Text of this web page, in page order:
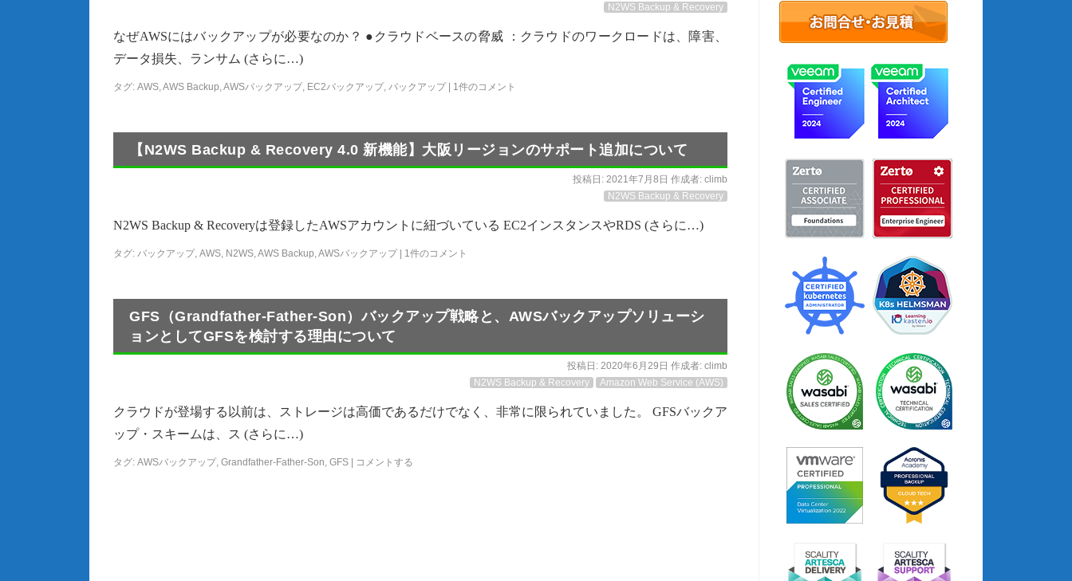
N2WS Backup & Recovery
なぜAWSにはバックアップが必要なのか？ ●クラウドベースの脅威 ：クラウドのワークロードは、障害、
データ損失、ランサム (さらに…)
タグ: AWS,AWS Backup,AWSバックアップ, EC2バックアップ, バックアップ | 1件のコメント
【N2WS Backup & Recovery 4.0 新機能】大阪リージョンのサポート追加について
投稿日: 2021年7月8日 作成者: climb
N2WS Backup & Recovery
N2WS Backup & Recoveryは登録したAWSアカウントに紐づいている EC2インスタンスやRDS (さらに…)
タグ: バックアップ, AWS, N2WS,AWS Backup,AWSバックアップ | 1件のコメント
GFS（Grandfather-Father-Son）バックアップ戦略と、AWSバックアップソリューシ
ョンとしてGFSを検討する理由について
投稿日: 2020年6月29日 作成者: climb
N2WS Backup & Recovery
Amazon Web Service (AWS)
クラウドが登場する以前は、ストレージは高価であるだけでなく、非常に限られていました。 GFSバックア
ップ・スキームは、ス (さらに…)
タグ: AWSバックアップ, Grandfather-Father-Son, GFS | コメントする